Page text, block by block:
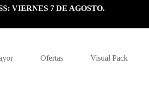
VIERNES 7 DE AGOSTO.
Ofertas Visual Pack